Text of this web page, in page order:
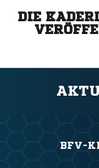
DIE
BFV-